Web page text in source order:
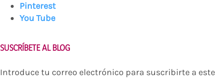
Pinterest
You Tube
SUSCRÍBETE AL BLOG
Introduce tu correo electrónico para suscribirte a este